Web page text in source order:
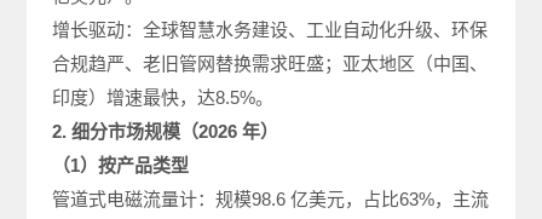
增长驱动：全球智慧水务建设、工业自动化升级、环保
合规趋严、老旧管网替换需求旺盛；亚太地区（中国、
印度）增速最快，达8.5%。
2. 细分市场规模（2026 年）
（1）按产品类型
管道式电磁流量计：规模98.6 亿美元，占比63%，主流